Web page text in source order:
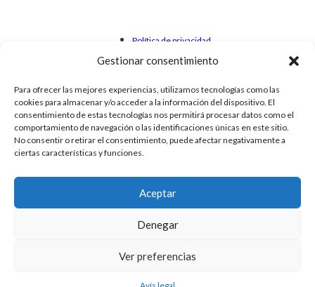
Gestionar consentimiento
Para ofrecer las mejores experiencias, utilizamos tecnologías como las
cookies para almacenar y/o acceder a la información del dispositivo. El
consentimiento de estas tecnologías nos permitirá procesar datos como el
comportamiento de navegación o las identificaciones únicas en este sitio.
No consentir o retirar el consentimiento, puede afectar negativamente a
ciertas características y funciones.
Aceptar
Denegar
Ver preferencias
Política de privacidad
Avís legal